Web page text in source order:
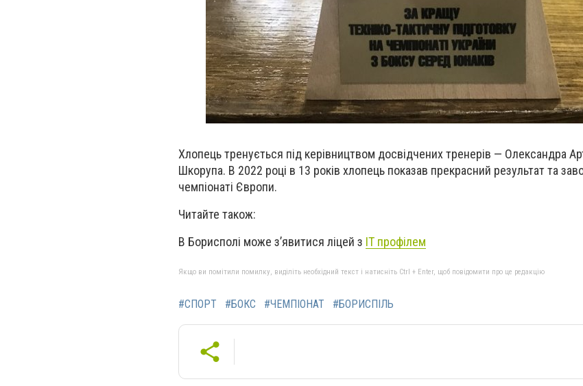
Хлопець тренується під керівництвом досвідчених тренерів — Олександра
Шкорупа. В 2022 році в 13 років хлопець показав прекрасний результат та
чемпіонаті Європи.
Читайте також:
В Борисполі може з’явитися ліцей з ІТ профілем
Якщо ви помітили помилку, виділіть необхідний текст і натисніть Ctrl + Enter, щоб повідомити про це редакцію
#СПОРТ #БОКС #ЧЕМПІОНАТ #БОРИСПІЛЬ